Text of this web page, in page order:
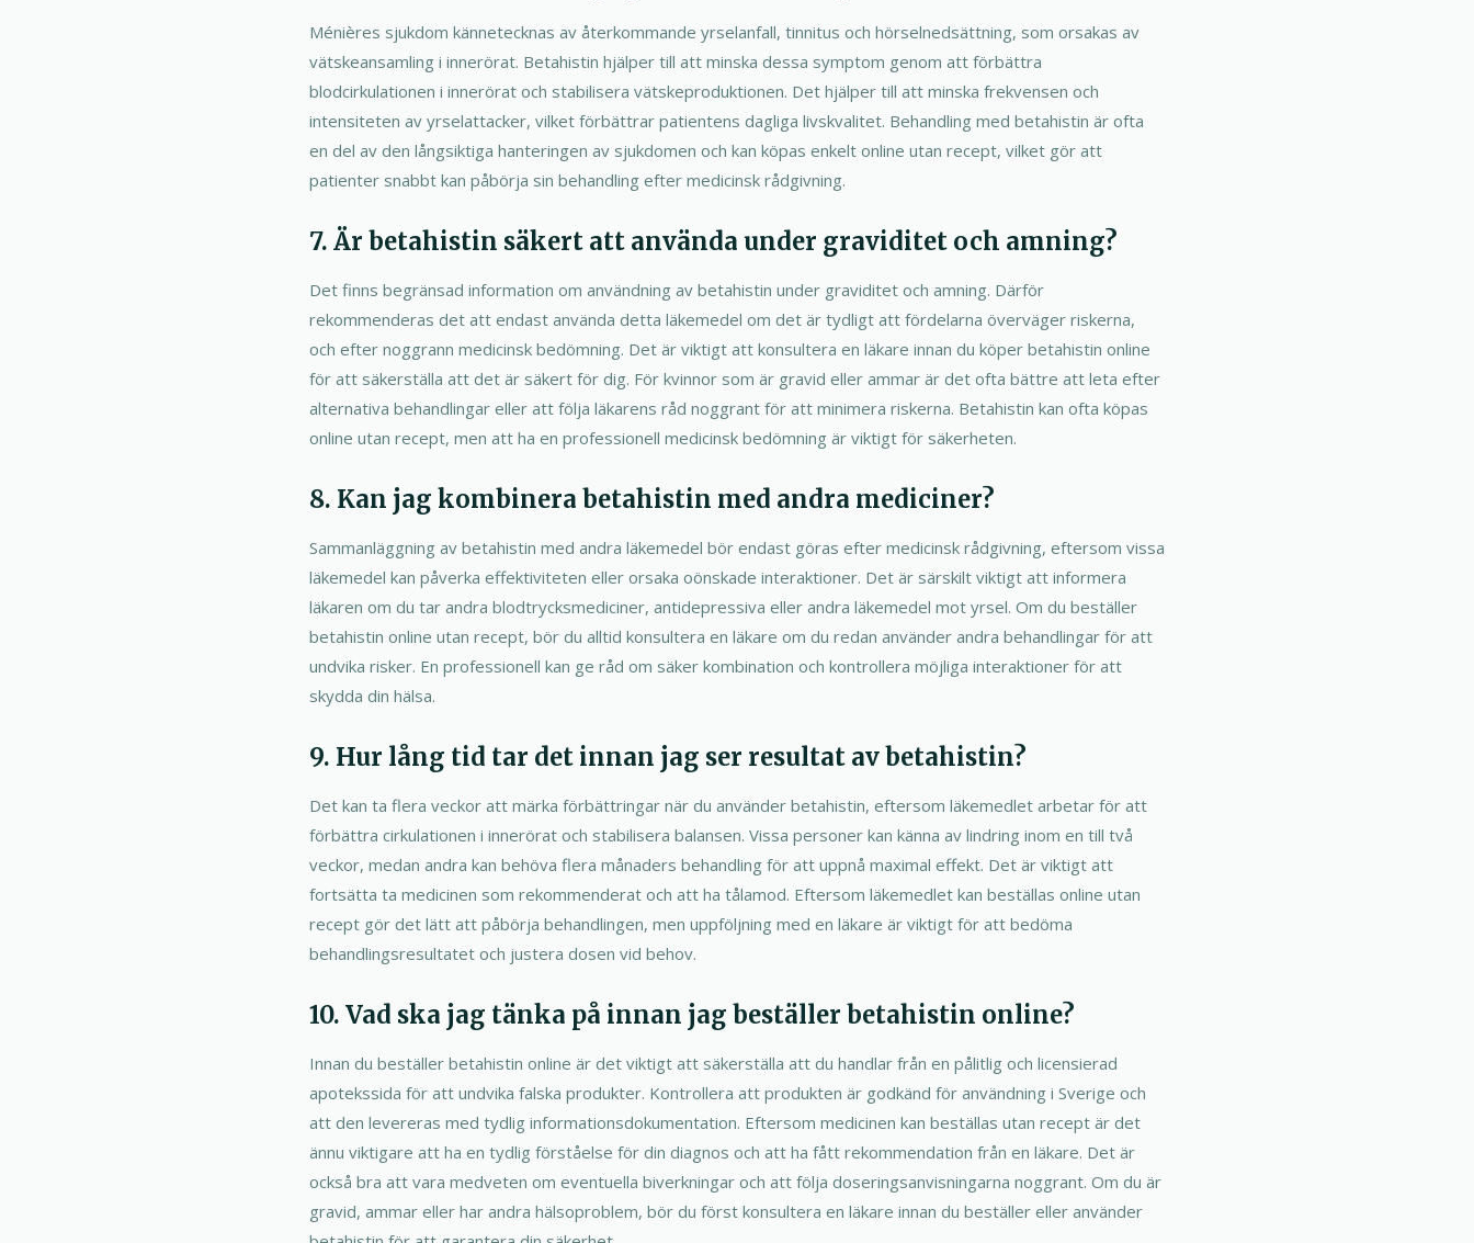
Ménières sjukdom kännetecknas av återkommande yrselanfall, tinnitus och hörselnedsättning, som orsakas av
vätskeansamling i innerörat. Betahistin hjälper till att minska dessa symptom genom att förbättra
blodcirkulationen i innerörat och stabilisera vätskeproduktionen. Det hjälper till att minska frekvensen och
intensiteten av yrselattacker, vilket förbättrar patientens dagliga livskvalitet. Behandling med betahistin är ofta
en del av den långsiktiga hanteringen av sjukdomen och kan köpas enkelt online utan recept, vilket gör att
patienter snabbt kan påbörja sin behandling efter medicinsk rådgivning.
7. Är betahistin säkert att använda under graviditet och amning?
Det finns begränsad information om användning av betahistin under graviditet och amning. Därför
rekommenderas det att endast använda detta läkemedel om det är tydligt att fördelarna överväger riskerna,
och efter noggrann medicinsk bedömning. Det är viktigt att konsultera en läkare innan du köper betahistin online
för att säkerställa att det är säkert för dig. För kvinnor som är gravid eller ammar är det ofta bättre att leta efter
alternativa behandlingar eller att följa läkarens råd noggrant för att minimera riskerna. Betahistin kan ofta köpas
online utan recept, men att ha en professionell medicinsk bedömning är viktigt för säkerheten.
8. Kan jag kombinera betahistin med andra mediciner?
Sammanläggning av betahistin med andra läkemedel bör endast göras efter medicinsk rådgivning, eftersom vissa
läkemedel kan påverka effektiviteten eller orsaka oönskade interaktioner. Det är särskilt viktigt att informera
läkaren om du tar andra blodtrycksmediciner, antidepressiva eller andra läkemedel mot yrsel. Om du beställer
betahistin online utan recept, bör du alltid konsultera en läkare om du redan använder andra behandlingar för att
undvika risker. En professionell kan ge råd om säker kombination och kontrollera möjliga interaktioner för att
skydda din hälsa.
9. Hur lång tid tar det innan jag ser resultat av betahistin?
Det kan ta flera veckor att märka förbättringar när du använder betahistin, eftersom läkemedlet arbetar för att
förbättra cirkulationen i innerörat och stabilisera balansen. Vissa personer kan känna av lindring inom en till två
veckor, medan andra kan behöva flera månaders behandling för att uppnå maximal effekt. Det är viktigt att
fortsätta ta medicinen som rekommenderat och att ha tålamod. Eftersom läkemedlet kan beställas online utan
recept gör det lätt att påbörja behandlingen, men uppföljning med en läkare är viktigt för att bedöma
behandlingsresultatet och justera dosen vid behov.
10. Vad ska jag tänka på innan jag beställer betahistin online?
Innan du beställer betahistin online är det viktigt att säkerställa att du handlar från en pålitlig och licensierad
apotekssida för att undvika falska produkter. Kontrollera att produkten är godkänd för användning i Sverige och
att den levereras med tydlig informationsdokumentation. Eftersom medicinen kan beställas utan recept är det
ännu viktigare att ha en tydlig förståelse för din diagnos och att ha fått rekommendation från en läkare. Det är
också bra att vara medveten om eventuella biverkningar och att följa doseringsanvisningarna noggrant. Om du är
gravid, ammar eller har andra hälsoproblem, bör du först konsultera en läkare innan du beställer eller använder